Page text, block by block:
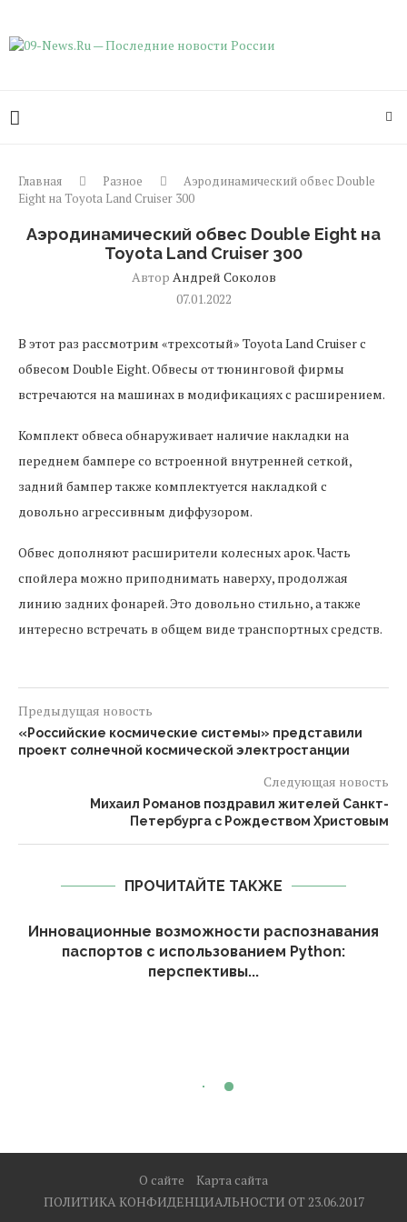
Главная Разное
Аэродинамический обвес Double
Eight на Toyota Land Cruiser 300
Аэродинамический обвес Double Eight на
Toyota Land Cruiser 300
Автор Андрей Соколов
07.01.2022
В этот раз рассмотрим «трехсотый» Toyota Land Cruiser с
обвесом Double Eight.Обвесы от тюнинговой фирмы
встречаются на машинах в модификациях с расширением.
Комплект обвеса обнаруживает наличие накладки на
переднем бампере со встроенной внутренней сеткой,
задний бампер также комплектуется накладкой с
довольно агрессивным диффузором.
Обвес дополняют расширители колесных арок.Часть
спойлера можно приподнимать наверху, продолжая
линию задних фонарей.Это довольно стильно, а также
интересно встречать в общем виде транспортных средств.
Предыдущая новость
«Российские космические системы» представили
проект солнечной космической электростанции
Следующая новость
Михаил Романов поздравил жителей Санкт-
Петербурга с Рождеством Христовым
ПРОЧИТАЙТЕ ТАКЖЕ
Инновационные возможности распознавания
паспортов с использованием Python:
перспективы...
О сайте
Карта сайта
ПОЛИТИКА КОНФИДЕНЦИАЛЬНОСТИ ОТ 23.06.2017